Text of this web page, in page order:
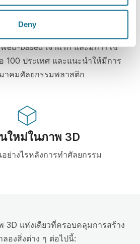
Deny
High-Tech
based เจ้าแรก และมีการใช้
100 ประเทศ และแนะนำให้มีการ
าคมศัลยกรรมพลาสติก
ใหม่ในภาพ 3D
ย่างไรหลังการทำศัลยกรรม
3D แห่งเดียวที่ครอบคลุมการสร้าง
ลองสิ่งต่าง ๆ ต่อไปนี้: